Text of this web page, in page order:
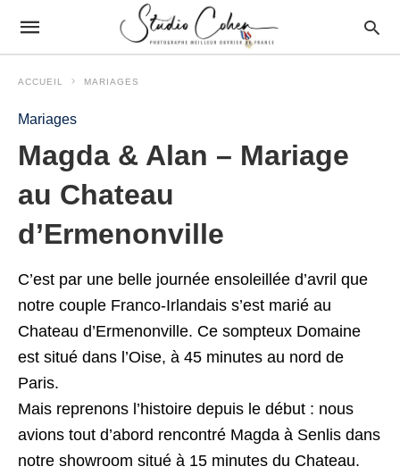
ACCUEIL MARIAGES
Mariages
Magda & Alan – Mariage
au Chateau
d’Ermenonville
C’est par une belle journée ensoleillée d’avril que
notre couple Franco-Irlandais s’est marié au
Chateau d’Ermenonville. Ce sompteux Domaine
est situé dans l’Oise, à 45 minutes au nord de
Paris.
Mais reprenons l’histoire depuis le début : nous
avions tout d’abord rencontré Magda à Senlis dans
notre showroom situé à 15 minutes du Chateau.